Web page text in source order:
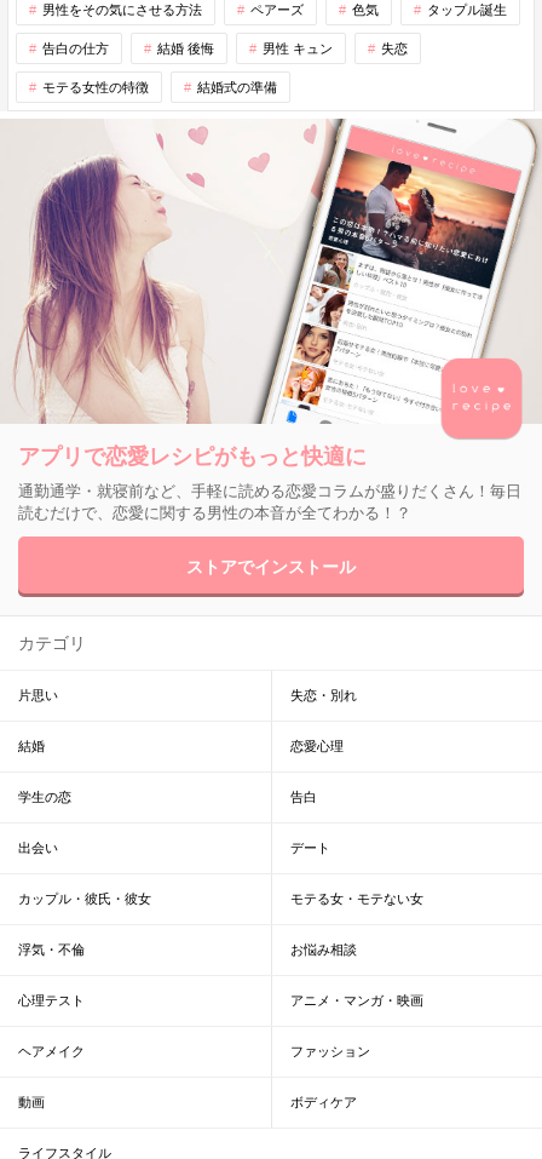
男性をその気にさせる方法 ペアーズ 色気 タップル誕生
告白の仕方 結婚 後悔 男性 キュン 失恋
モテる女性の特徴 結婚式の準備
アプリで恋愛レシピがもっと快適に
通勤通学・就寝前など、手軽に読める恋愛コラムが盛りだくさん！毎日
読むだけで、恋愛に関する男性の本音が全てわかる！？
ストアでインストール
カテゴリ
片思い 失恋・別れ
結婚 恋愛心理
学生の恋 告白
出会い デート
カップル・彼氏・彼女 モテる女・モテない女
浮気・不倫 お悩み相談
心理テスト アニメ・マンガ・映画
ヘアメイク ファッション
動画 ボディケア
ライフスタイル